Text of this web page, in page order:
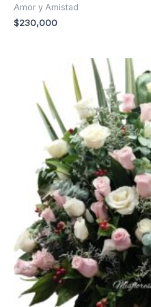
Amor y Amistad
$230,000